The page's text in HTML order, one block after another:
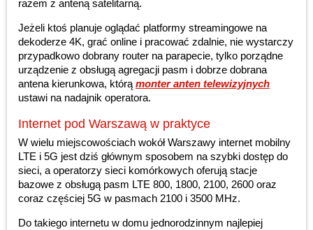
razem z anteną satelitarną.
Jeżeli ktoś planuje oglądać platformy streamingowe na
dekoderze 4K, grać online i pracować zdalnie, nie wystarczy
przypadkowo dobrany router na parapecie, tylko porządne
urządzenie z obsługą agregacji pasm i dobrze dobrana
antena kierunkowa, którą monter anten telewizyjnych
ustawi na nadajnik operatora.
Internet pod Warszawą w praktyce
W wielu miejscowościach wokół Warszawy internet mobilny
LTE i 5G jest dziś głównym sposobem na szybki dostęp do
sieci, a operatorzy sieci komórkowych oferują stacje
bazowe z obsługą pasm LTE 800, 1800, 2100, 2600 oraz
coraz częściej 5G w pasmach 2100 i 3500 MHz.
Do takiego internetu w domu jednorodzinnym najlepiej